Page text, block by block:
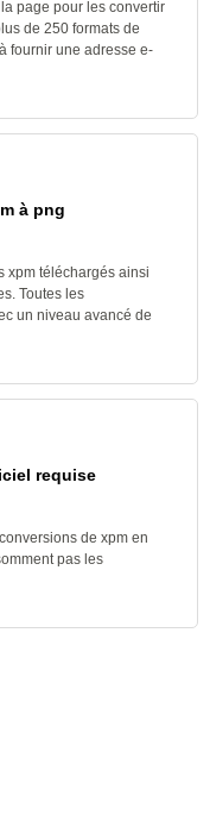
page pour les convertir
de 250 formats de
fournir une adresse e-
à png
xpm téléchargés ainsi
Toutes les
un niveau avancé de
requise
de xpm en
pas les